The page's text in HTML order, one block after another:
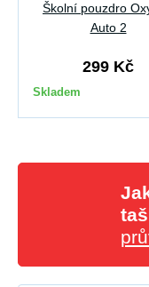
Školní pouzdro
Auto 2
299 Kč
Skladem